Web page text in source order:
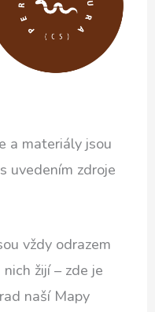
a materiály jsou
uvedením zdroje
vždy odrazem
žijí – zde je
naší Mapy